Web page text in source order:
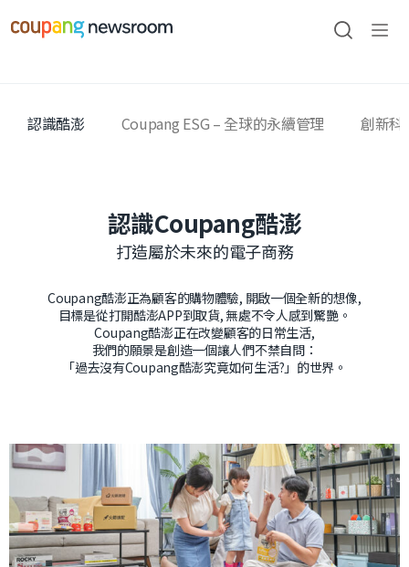
認識酷澎 Coupang ESG – 全球的永續管理 創新科
認識Coupang酷澎
打造屬於未來的電子商務
Coupang酷澎正為顧客的購物體驗, 開啟一個全新的想像,
目標是從打開酷澎APP到取貨, 無處不令人感到驚艷。
Coupang酷澎正在改變顧客的日常生活,
我們的願景是創造一個讓人們不禁自問：
「過去沒有Coupang酷澎究竟如何生活?」的世界。